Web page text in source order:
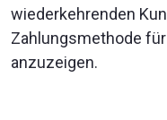
wiederkehrenden
Zahlungsmethode
anzuzeigen.